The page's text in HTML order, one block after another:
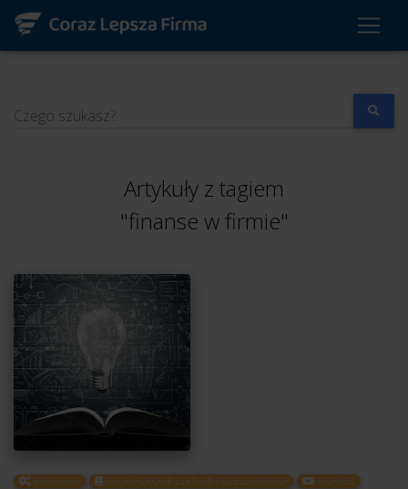
Czego szukasz?
Artykuły z tagiem
"finanse w firmie"
STRATEGIA OBOWIĄZKOWE LEKTURY PRZEDSIĘBIORCY FINANSE